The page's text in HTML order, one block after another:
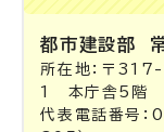
都市建設部
所在地：〒
1 本庁舎5階
代表電話番号